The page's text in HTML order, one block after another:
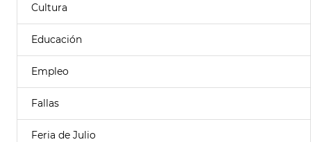
Cultura
Educación
Empleo
Fallas
Feria de Julio